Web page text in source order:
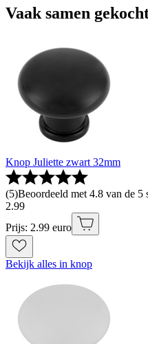
Vaak samen
Knop Juliette zwart 32mm
(5)Beoordeeld met 4.8 van de 5
2.99
Prijs: 2.99 euro
Bekijk alles in knop